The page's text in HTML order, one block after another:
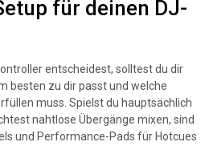
für deinen DJ-
entscheidest, solltest du dir
besten zu dir passt und welche
muss. Spielst du hauptsächlich
nahtlose Übergänge mixen, sind
und Performance-Pads für Hotcues